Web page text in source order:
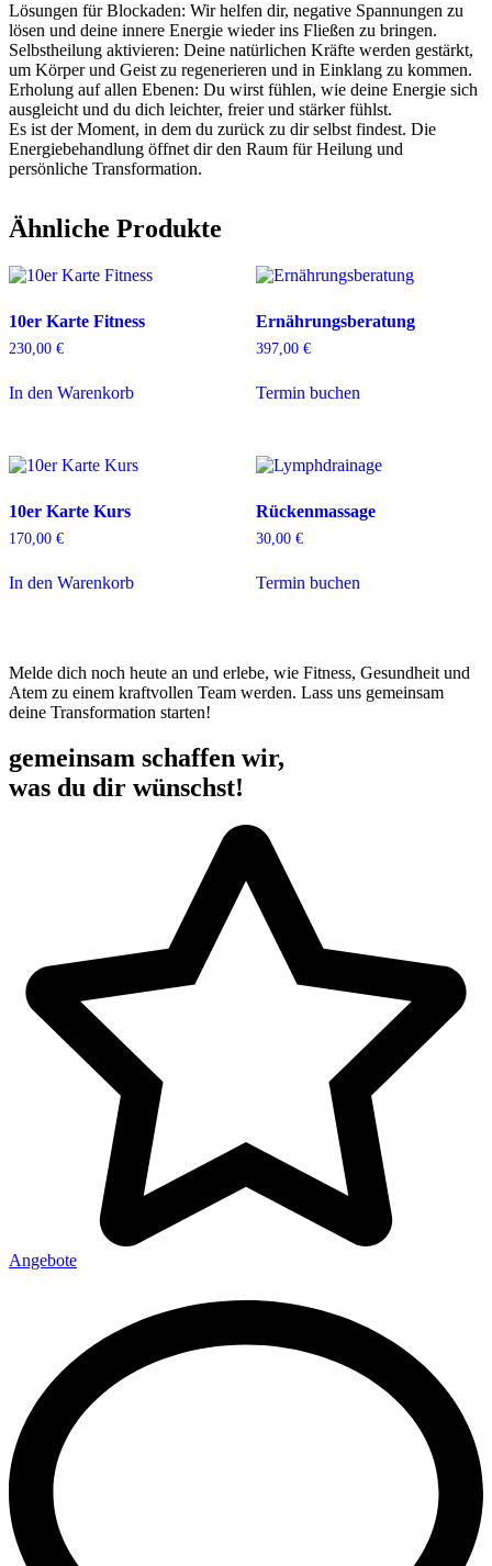
Lösungen für Blockaden: Wir helfen dir, negative Spannungen zu
lösen und deine innere Energie wieder ins Fließen zu bringen.
Selbstheilung aktivieren: Deine natürlichen Kräfte werden gestärkt,
um Körper und Geist zu regenerieren und in Einklang zu kommen.
Erholung auf allen Ebenen: Du wirst fühlen, wie deine Energie sich
ausgleicht und du dich leichter, freier und stärker fühlst.
Es ist der Moment, in dem du zurück zu dir selbst findest. Die
Energiebehandlung öffnet dir den Raum für Heilung und
persönliche Transformation.
Ähnliche Produkte
10er Karte Fitness
230,00 €
In den Warenkorb
Ernährungsberatung
397,00 €
Termin buchen
10er Karte Kurs
170,00 €
In den Warenkorb
Rückenmassage
30,00 €
Termin buchen
Melde dich noch heute an und erlebe, wie Fitness, Gesundheit und
Atem zu einem kraftvollen Team werden. Lass uns gemeinsam
deine Transformation starten!
gemeinsam schaffen wir,
was du dir wünschst!
Angebote